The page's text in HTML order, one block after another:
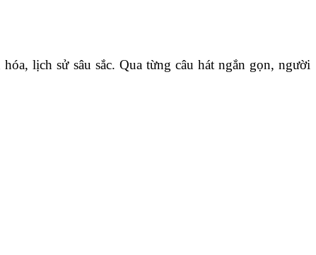
lịch sử sâu sắc. Qua từng câu hát ngắn gọn, người